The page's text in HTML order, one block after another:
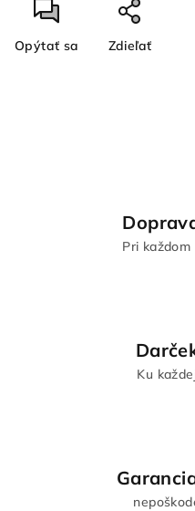
Opýtať sa Zdieľať
Pri
Ku